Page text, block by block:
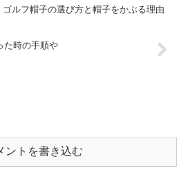
ゴルフ帽子の選び方と帽子をかぶる理由
た時の手順や
ントを書き込む